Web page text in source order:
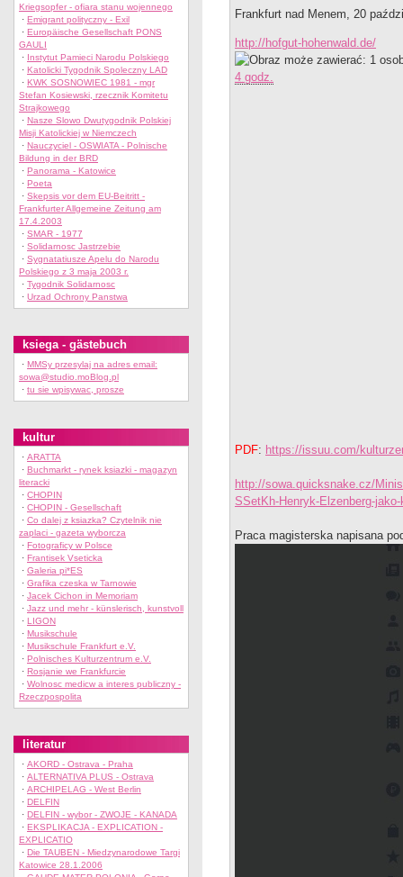
Frankfurt nad Menem, 20
http://hofgut-hohenwald.de/
4 godz.
PDF: https://issuu.com/
http://sowa.quicksnake.cz/
SSetKh-Henryk-Elzenberg-
Praca magisterska napisana
Kriegsopfer - ofiara stanu wojennego
· Emigrant polityczny - Exil
· Europäische Gesellschaft PONS
GAULI
· Instytut Pamieci Narodu Polskiego
· Katolicki Tygodnik Spoleczny LAD
· KWK SOSNOWIEC 1981 - mgr
Stefan Kosiewski, rzecznik Komitetu
Strajkowego
· Nasze Slowo Dwutygodnik Polskiej
Misji Katolickiej w Niemczech
· Nauczyciel - OSWIATA - Polnische
Bildung in der BRD
· Panorama - Katowice
· Poeta
· Skepsis vor dem EU-Beitritt -
Frankfurter Allgemeine Zeitung am
17.4.2003
· SMAR - 1977
· Solidarnosc Jastrzebie
· Sygnatatiusze Apelu do Narodu
Polskiego z 3 maja 2003 r.
· Tygodnik Solidarnosc
· Urzad Ochrony Panstwa
ksiega - gästebuch
· MMSy przesylaj na adres email:
sowa@studio.moBlog.pl
· tu sie wpisywac, prosze
kultur
· ARATTA
· Buchmarkt - rynek ksiazki - magazyn
literacki
· CHOPIN
· CHOPIN - Gesellschaft
· Co dalej z ksiazka? Czytelnik nie
zaplaci - gazeta wyborcza
· Fotograficy w Polsce
· Frantisek Vseticka
· Galeria pi*ES
· Grafika czeska w Tarnowie
· Jacek Cichon in Memoriam
· Jazz und mehr - künslerisch, kunstvoll
· LIGON
· Musikschule
· Musikschule Frankfurt e.V.
· Polnisches Kulturzentrum e.V.
· Rosjanie we Frankfurcie
· Wolnosc medicw a interes publiczny -
Rzeczpospolita
literatur
· AKORD - Ostrava - Praha
· ALTERNATIVA PLUS - Ostrava
· ARCHIPELAG - West Berlin
· DELFIN
· DELFIN - wybor - ZWOJE - KANADA
· EKSPLIKACJA - EXPLICATION -
EXPLICATIO
· Die TAUBEN - Miedzynarodowe Targi
Katowice 28.1.2006